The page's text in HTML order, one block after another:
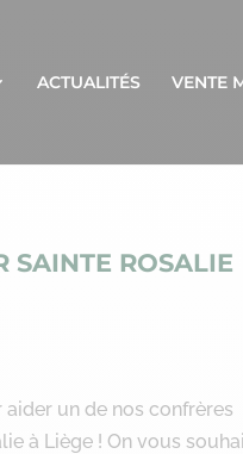
ACTUALITÉS VENTE
SAINTE ROSALIE
un de nos confrères
à Liège ! On vous